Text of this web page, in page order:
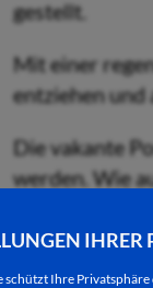
IHRER
schützt Ihre
gestellt.
Mit einer
entziehen
Die vakante
werden. Wie
Mitarbeiterin